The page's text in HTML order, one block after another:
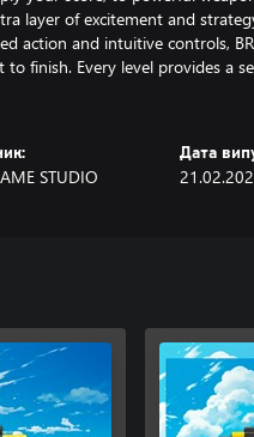
layer of excitement and
action and intuitive controls,
finish. Every level provides a
STUDIO
Дата